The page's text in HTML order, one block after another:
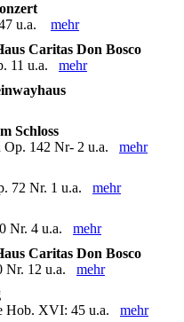
u.a. mehr
Caritas Don Bosco
11 u.a. mehr
Schloss
Op. 142 Nr- 2 u.a. mehr
72 Nr. 1 u.a. mehr
Nr. 4 u.a. mehr
Caritas Don Bosco
Nr. 12 u.a. mehr
Hob. XVI: 45 u.a. mehr